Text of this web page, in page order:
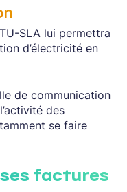
SLA lui permettra
d’électricité en
de communication
des
se faire
factures